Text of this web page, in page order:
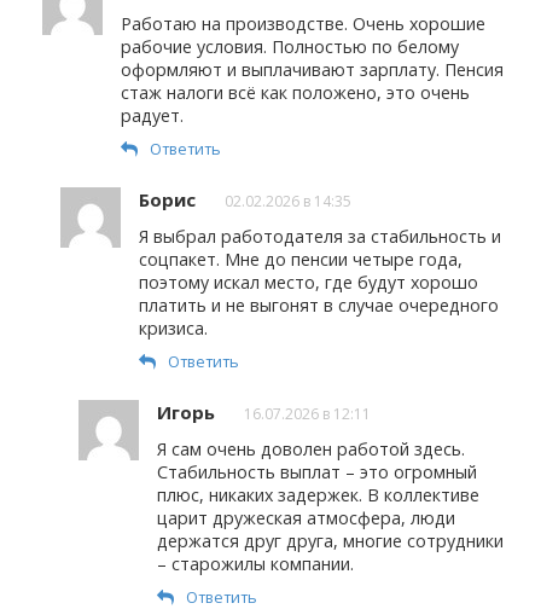
Работаю на производстве. Очень хорошие
рабочие условия. Полностью по белому
оформляют и выплачивают зарплату. Пенсия
стаж налоги всё как положено, это очень
радует.
Ответить
Борис 02.02.2026 в 14:35
Я выбрал работодателя за стабильность и
соцпакет. Мне до пенсии четыре года,
поэтому искал место, где будут хорошо
платить и не выгонят в случае очередного
кризиса.
Ответить
Игорь 16.07.2026 в 12:11
Я сам очень доволен работой здесь.
Стабильность выплат – это огромный
плюс, никаких задержек. В коллективе
царит дружеская атмосфера, люди
держатся друг друга, многие сотрудники
– старожилы компании.
Ответить